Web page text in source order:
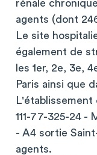
rénale
agents (dont
Le site
également de
les 1er, 2e, 3e,
Paris ainsi que
L'établissement
111-77-325-24 -
- A4 sortie
agents.